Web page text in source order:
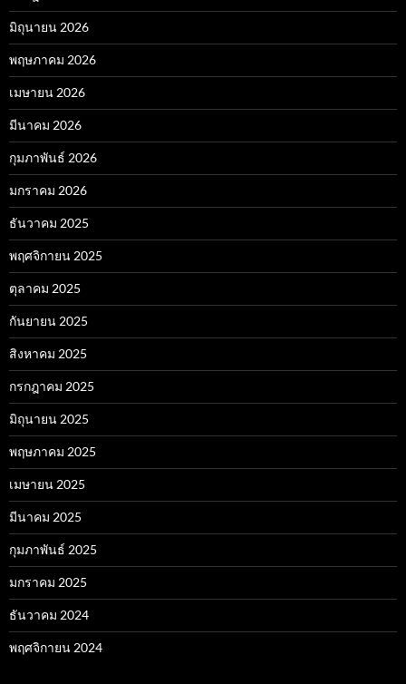
มิถุนายน 2026
พฤษภาคม 2026
เมษายน 2026
มีนาคม 2026
กุมภาพันธ์ 2026
มกราคม 2026
ธันวาคม 2025
พฤศจิกายน 2025
ตุลาคม 2025
กันยายน 2025
สิงหาคม 2025
กรกฎาคม 2025
มิถุนายน 2025
พฤษภาคม 2025
เมษายน 2025
มีนาคม 2025
กุมภาพันธ์ 2025
มกราคม 2025
ธันวาคม 2024
พฤศจิกายน 2024